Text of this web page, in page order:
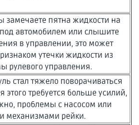
замечаете пятна жидкости на
автомобилем или слышите
в управлении, это может
утечки жидкости из
рулевого управления.
стал тяжело поворачиваться
этого требуется больше усилий,
проблемы с насосом или
механизмами рейки.